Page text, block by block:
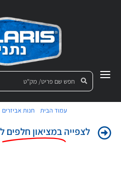
עמוד הבית /חנות אביזרים
לצפייהבמציאון חלפים